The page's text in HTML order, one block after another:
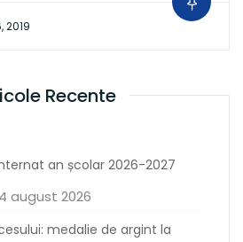
2019
Recente
an școlar 2026-2027
4 august 2026
medalie de argint la